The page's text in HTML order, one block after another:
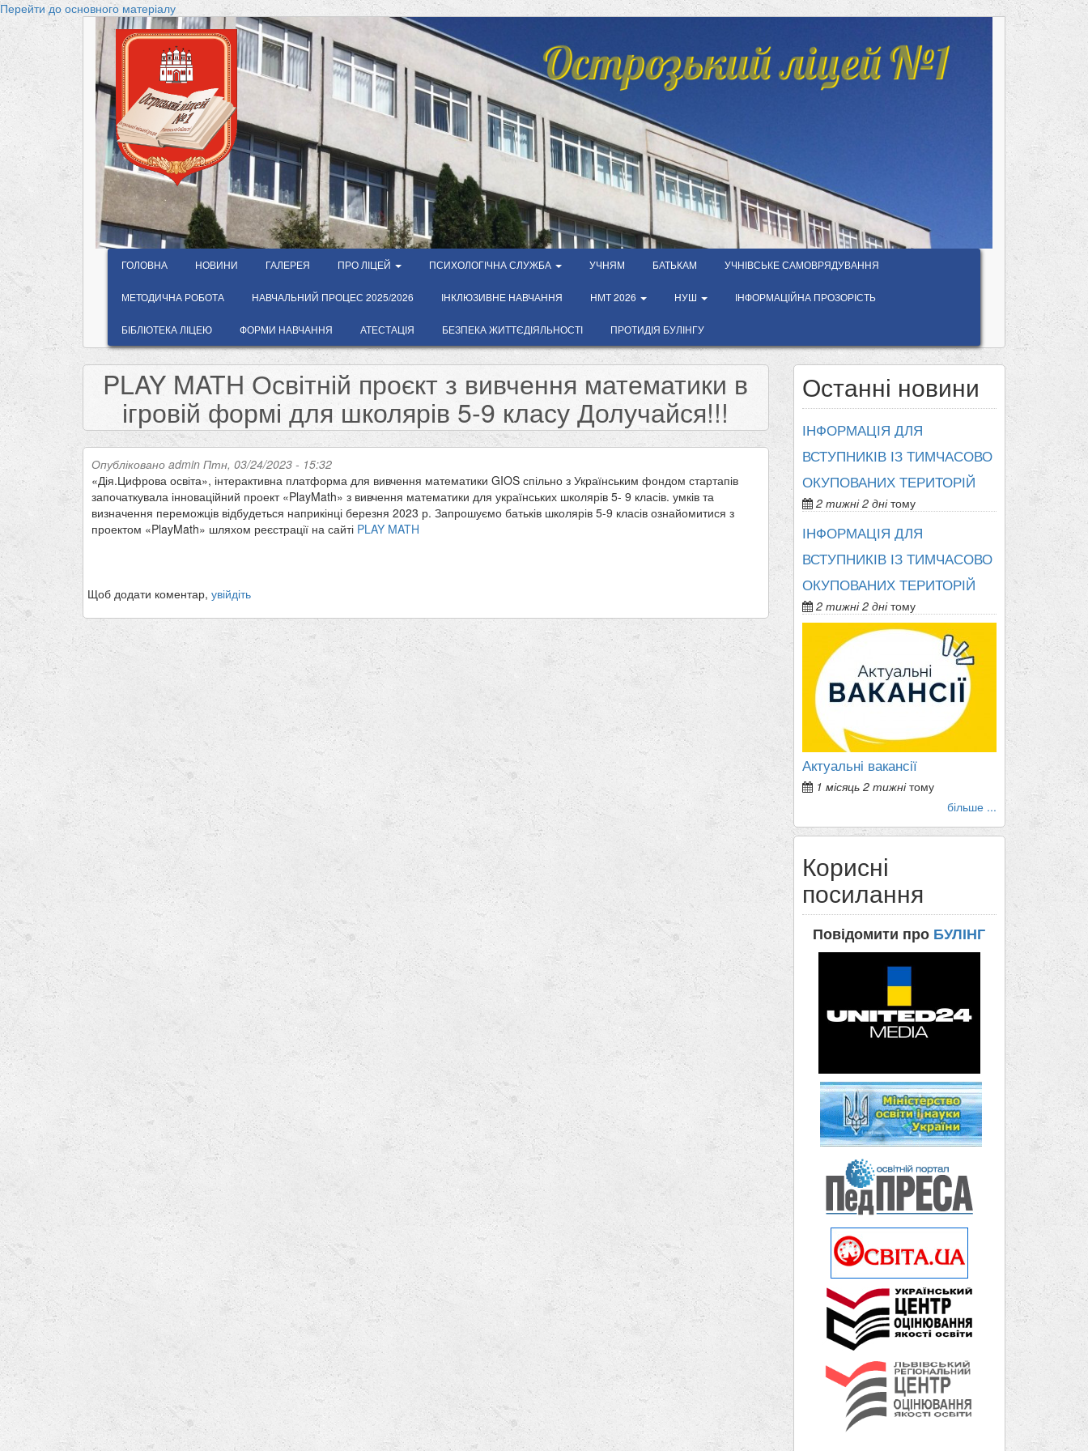
Перейти до основного матеріалу
Острозький ліцей №1
ГОЛОВНА НОВИНИ ГАЛЕРЕЯ ПРО ЛІЦЕЙ ПСИХОЛОГІЧНА СЛУЖБА УЧНЯМ БАТЬКАМ УЧНІВСЬКЕ САМОВРЯДУВАННЯ
МЕТОДИЧНА РОБОТА НАВЧАЛЬНИЙ ПРОЦЕС 2025/2026 ІНКЛЮЗИВНЕ НАВЧАННЯ НМТ 2026 НУШ ІНФОРМАЦІЙНА ПРОЗОРІСТЬ
БІБЛІОТЕКА ЛІЦЕЮ ФОРМИ НАВЧАННЯ АТЕСТАЦІЯ БЕЗПЕКА ЖИТТЄДІЯЛЬНОСТІ ПРОТИДІЯ БУЛІНГУ
PLAY MATH Освітній проєкт з вивчення математики в
ігровій формі для школярів 5-9 класу Долучайся!!!
Опубліковано admin Птн, 03/24/2023 - 15:32
«Дія.Цифрова освіта», інтерактивна платформа для вивчення математики GIOS спільно з Українським фондом стартапів
започаткувала інноваційний проект «PlayMath» з вивчення математики для українських школярів 5- 9 класів. умків та
визначення переможців відбудеться наприкінці березня 2023 р. Запрошуємо батьків школярів 5-9 класів ознайомитися з
проектом «PlayMath» шляхом реєстрації на сайті PLAY MATH
Щоб додати коментар, увійдіть
Останні новини
ІНФОРМАЦІЯ ДЛЯ
ВСТУПНИКІВ ІЗ ТИМЧАСОВО
ОКУПОВАНИХ ТЕРИТОРІЙ
2 тижні 2 днітому
ІНФОРМАЦІЯ ДЛЯ
ВСТУПНИКІВ ІЗ ТИМЧАСОВО
ОКУПОВАНИХ ТЕРИТОРІЙ
2 тижні 2 днітому
Актуальні вакансії
1 місяць 2 тижнітому
більше ...
Корисні
посилання
Повідомити про БУЛІНГ